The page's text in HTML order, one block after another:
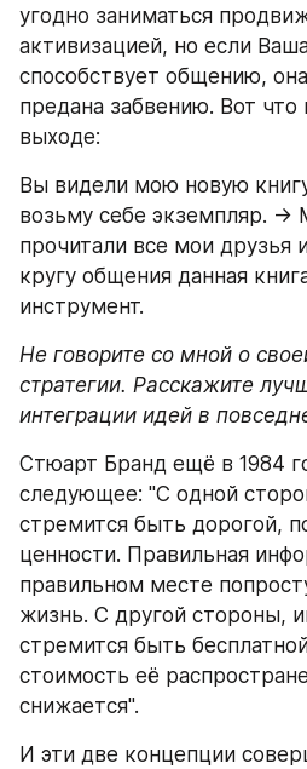
угодно заниматься
активизацией, но если
способствует общению,
предана забвению. Вот
выходе:
Вы видели мою новую
возьму себе экземпляр. →
прочитали все мои
кругу общения данная
инструмент.
Не говорите со мной о
стратегии. Расскажите
интеграции идей в
Стюарт Бранд ещё в 1984
следующее: "С одной
стремится быть дорогой,
ценности. Правильная
правильном месте
жизнь. С другой стороны,
стремится быть
стоимость её
снижается".
И эти две концепции